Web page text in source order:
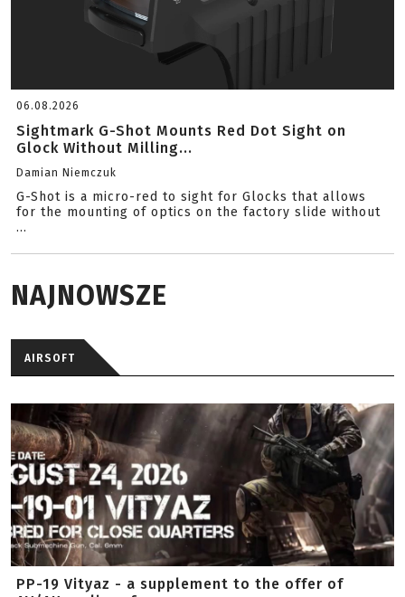
06.08.2026
Sightmark G-Shot Mounts Red Dot Sight on
Glock Without Milling...
Damian Niemczuk
G-Shot is a micro-red to sight for Glocks that allows
for the mounting of optics on the factory slide without
...
NAJNOWSZE
AIRSOFT
PP-19 Vityaz - a supplement to the offer of